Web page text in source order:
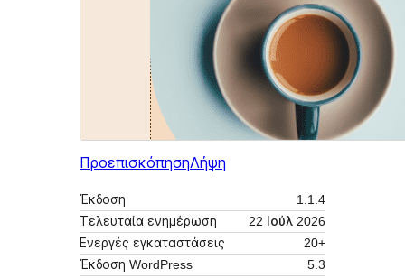
ΠροεπισκόπησηΛήψη
Έκδοση
1.1.4
Τελευταία ενημέρωση
22 Ιούλ 2026
Ενεργές εγκαταστάσεις
20+
Έκδοση WordPress
5.3